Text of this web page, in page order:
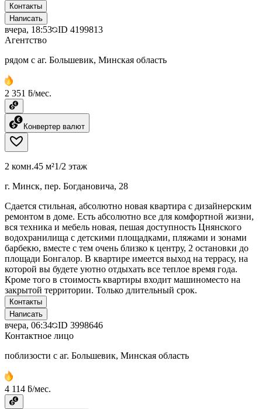
Контакты
Написать
вчера, 18:53 ID 4199813
Агентство
рядом с аг. Большевик, Минская область
2 351 ƃ/мес.
Конвертер валют
2 комн.45 м²1/2 этаж
г. Минск, пер. Богдановича, 28
Сдается стильная, абсолютно новая квартира с дизайнерским
ремонтом в доме. Есть абсолютно все для комфортной жизни,
вся техника и мебель новая, пешая доступность Цнянского
водохранилища с детскими площадками, пляжами и зонами
барбекю, вместе с тем очень близко к центру, 2 остановки до
площади Бонгалор. В квартире имеется выход на террасу, на
которой вы будете уютно отдыхать все теплое время года.
Кроме того в стоимость квартиры входит машиноместо на
закрытой территории. Только длительный срок.
Контакты
Написать
вчера, 06:34 ID 3998646
Контактное лицо
поблизости с аг. Большевик, Минская область
4 114 ƃ/мес.